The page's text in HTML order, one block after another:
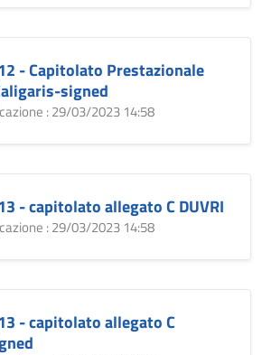
- Capitolato Prestazionale
signed
: 29/03/2023 14:58
- capitolato allegato C DUVRI
: 29/03/2023 14:58
- capitolato allegato C